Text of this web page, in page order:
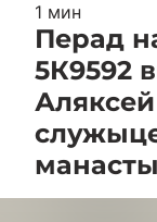
1 мин
Перад
5К9592
Аляксей